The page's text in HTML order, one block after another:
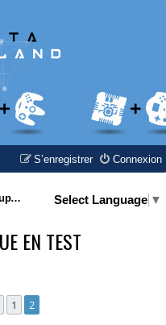
Connexion
S’enregistrer
Support du forum Select Language ▼
EN TEST
Précédente
1 2